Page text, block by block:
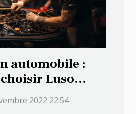
automobile :
Luso
?
2022 22:54